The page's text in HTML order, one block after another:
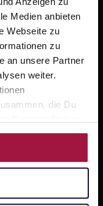
Medien anbieten
Webseite zu
zu
an unsere Partner
weiter.
die Du